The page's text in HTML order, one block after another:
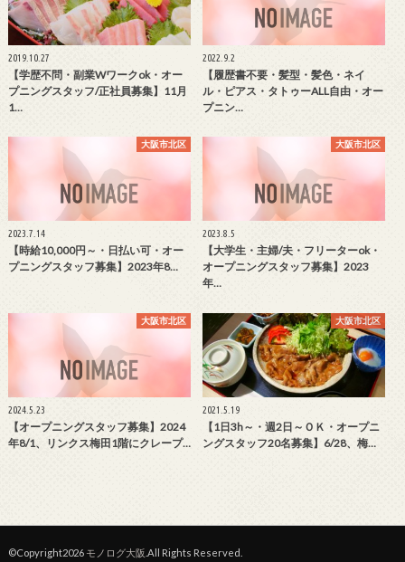
2019.10.27
【学歴不問・副業Wワークok・オー
プニングスタッフ/正社員募集】11月
1…
2022.9.2
【履歴書不要・髪型・髪色・ネイ
ル・ピアス・タトゥーALL自由・オー
プニン…
大阪市北区
2023.7.14
【時給10,000円～・日払い可・オー
プニングスタッフ募集】2023年8…
大阪市北区
2023.8.5
【大学生・主婦/夫・フリーターok・
オープニングスタッフ募集】2023
年…
大阪市北区
2024.5.23
【オープニングスタッフ募集】2024
年8/1、リンクス梅田1階にクレープ…
大阪市北区
2021.5.19
【1日3h～・週2日～ＯＫ・オープニ
ングスタッフ20名募集】6/28、梅…
©Copyright2026 モノログ大阪 .All Rights Reserved.